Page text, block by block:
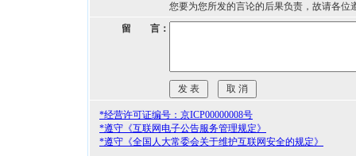
您要为您所发的言论的后果负责，故请各位
留 言：
*经营许可证编号：京ICP00000008号
*遵守《互联网电子公告服务管理规定》
*遵守《全国人大常委会关于维护互联网安全的规定》